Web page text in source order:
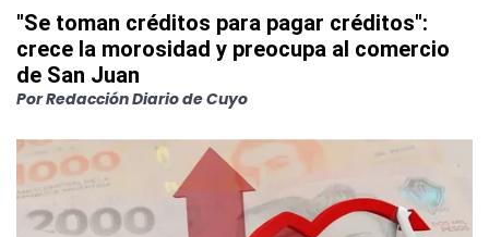
"Se toman créditos para pagar créditos":
crece la morosidad y preocupa al comercio
de San Juan
PorRedacción Diario de Cuyo